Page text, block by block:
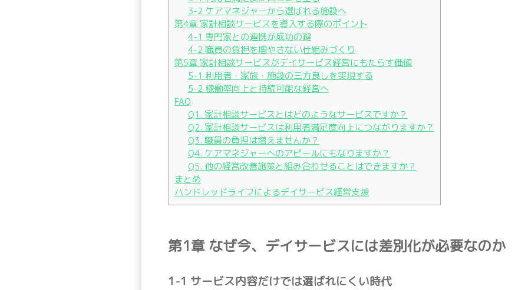
3-2 ケアマネジャーから選ばれる施設へ
第4章 家計相談サービスを導入する際のポイント
4-1 専門家との連携が成功の鍵
4-2 職員の負担を増やさない仕組みづくり
第5章 家計相談サービスがデイサービス経営にもたらす価値
5-1 利用者・家族・施設の三方良しを実現する
5-2 稼働率向上と持続可能な経営へ
FAQ
Q1. 家計相談サービスとはどのようなサービスですか？
Q2. 家計相談サービスは利用者満足度向上につながりますか？
Q3. 職員の負担は増えませんか？
Q4. ケアマネジャーへのアピールにもなりますか？
Q5. 他の経営改善施策と組み合わせることはできますか？
まとめ
ハンドレッドライフによるデイサービス経営支援
第1章 なぜ今、デイサービスには差別化が必要なのか
1-1 サービス内容だけでは選ばれにくい時代